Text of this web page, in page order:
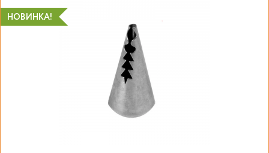
НОВИНКА!